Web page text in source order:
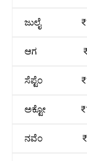
ಜುಲೈ
ಆಗ
ಸೆಪ್ಟೆಂ
ಅಕ್ಟೋ
ನವೆಂ